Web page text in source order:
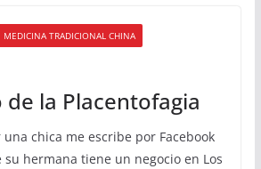
MEDICINA TRADICIONAL CHINA
de la Placentofagia
chica me escribe por Facebook
hermana tiene un negocio en Los